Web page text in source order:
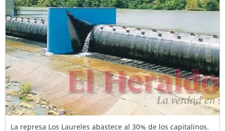
La represa Los Laureles abastece al 30% de los capitalinos.